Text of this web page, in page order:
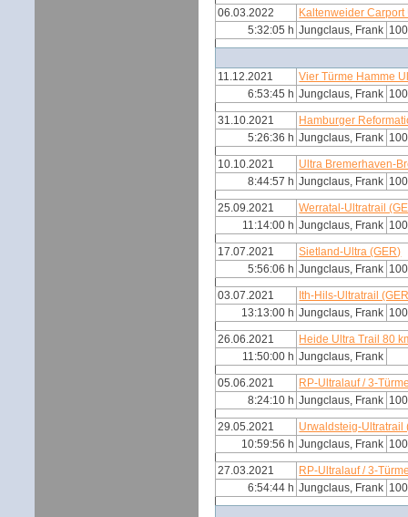
06.03.2022
Kaltenweider
5:32:05 h Jungclaus, Frank
11.12.2021
Vier Türme Hamme
6:53:45 h Jungclaus, Frank
31.10.2021
Hamburger
5:26:36 h Jungclaus, Frank
10.10.2021
Ultra Bremerhaven-
8:44:57 h Jungclaus, Frank
25.09.2021
Werratal-Ultratrail
11:14:00 h Jungclaus, Frank
17.07.2021
Sietland-Ultra (GER)
5:56:06 h Jungclaus, Frank
03.07.2021
Ith-Hils-Ultratrail
13:13:00 h Jungclaus, Frank
26.06.2021
Heide Ultra Trail 80
11:50:00 h Jungclaus, Frank
05.06.2021
RP-Ultralauf / 3-
8:24:10 h Jungclaus, Frank
29.05.2021
Urwaldsteig-Ultratrail
10:59:56 h Jungclaus, Frank
27.03.2021
RP-Ultralauf / 3-
6:54:44 h Jungclaus, Frank